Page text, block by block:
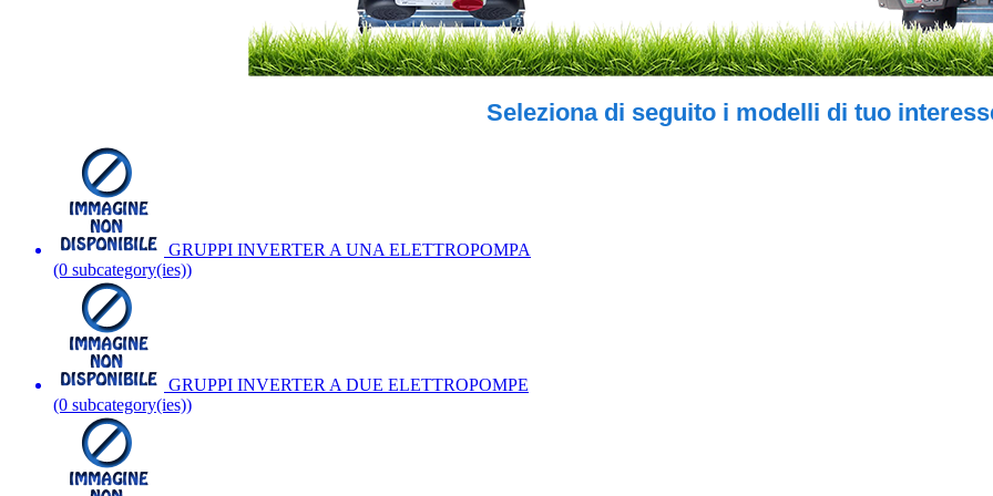
Seleziona di seguito i modelli di tuo
GRUPPI INVERTER A UNA ELETTROPOMPA
(0 subcategory(ies))
GRUPPI INVERTER A DUE ELETTROPOMPE
(0 subcategory(ies))